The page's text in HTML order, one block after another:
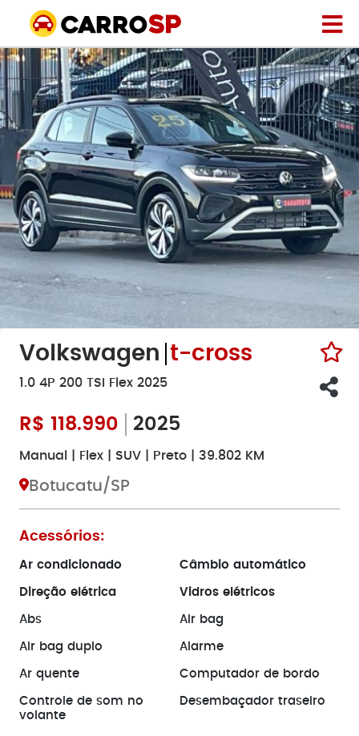
Volkswagen t-cross
1.0 4P 200 TSI Flex 2025
R$ 118.990 2025
Manual | Flex | SUV | Preto | 39.802 KM
Botucatu/SP
Acessórios:
Ar condicionado Câmbio automático
Direção elétrica Vidros elétricos
Abs Air bag
Air bag duplo Alarme
Ar quente Computador de bordo
Controle de som no
volante
Desembaçador traseiro